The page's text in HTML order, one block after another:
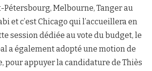
Pétersbourg, Melbourne, Tanger au
et c’est Chicago qui l’accueillera en
session dédiée au vote du budget, le
a également adopté une motion de
pour appuyer la candidature de Thiès